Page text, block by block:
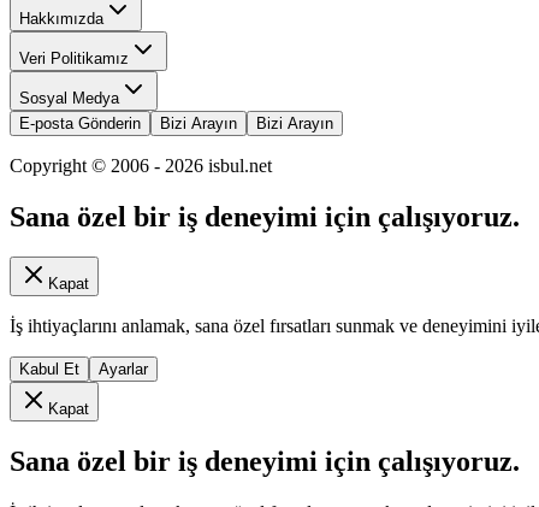
Hakkımızda
Veri Politikamız
Sosyal Medya
E-posta Gönderin
Bizi Arayın Bizi Arayın
Copyright © 2006 - 2026 isbul.net
Sana özel bir iş deneyimi için çalışıyoruz.
Kapat
İş ihtiyaçlarını anlamak, sana özel fırsatları sunmak ve deneyimini
Kabul Et Ayarlar
Kapat
Sana özel bir iş deneyimi için çalışıyoruz.